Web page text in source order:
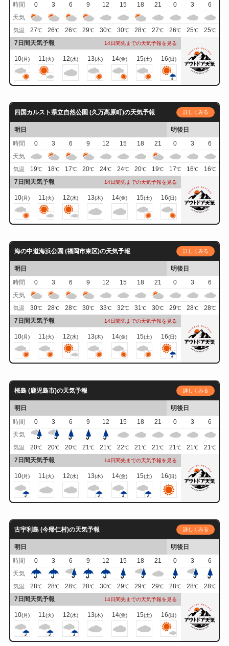
時間
0 3 6 9 12 15 18 21 0 3
6
天気
気温 27℃ 26℃ 26℃ 29℃ 30℃ 30℃ 28℃ 27℃ 26℃ 25℃ 25℃
7日間天気予報 14日間先までの天気予報を見る
10(月) 11(火) 12(水) 13(木) 14(金) 15(土) 16(日)
四国カルスト県立自然公園 (久万高原町)の天気予報 詳しくみる
明日
明後日
時間
0 3 6 9 12 15 18 21 0 3
6
天気
気温 19℃ 18℃ 17℃ 20℃ 24℃ 24℃ 20℃ 19℃ 17℃ 16℃ 16℃
7日間天気予報 14日間先までの天気予報を見る
10(月) 11(火) 12(水) 13(木) 14(金) 15(土) 16(日)
海の中道海浜公園 (福岡市東区)の天気予報 詳しくみる
明日
明後日
時間
0 3 6 9 12 15 18 21 0 3
6
天気
気温 30℃ 28℃ 28℃ 30℃ 33℃ 32℃ 31℃ 30℃ 29℃ 28℃ 28℃
7日間天気予報 14日間先までの天気予報を見る
10(月) 11(火) 12(水) 13(木) 14(金) 15(土) 16(日)
桜島 (鹿児島市)の天気予報 詳しくみる
明日
明後日
時間
0 3 6 9 12 15 18 21 0 3
6
天気
気温 20℃ 20℃ 20℃ 21℃ 21℃ 22℃ 21℃ 21℃ 21℃ 21℃ 21℃
7日間天気予報 14日間先までの天気予報を見る
10(月) 11(火) 12(水) 13(木) 14(金) 15(土) 16(日)
古宇利島 (今帰仁村)の天気予報 詳しくみる
明日
明後日
時間
0 3 6 9 12 15 18 21 0 3
6
天気
気温 28℃ 28℃ 28℃ 28℃ 30℃ 29℃ 29℃ 29℃ 28℃ 28℃ 28℃
7日間天気予報 14日間先までの天気予報を見る
10(月) 11(火) 12(水) 13(木) 14(金) 15(土) 16(日)